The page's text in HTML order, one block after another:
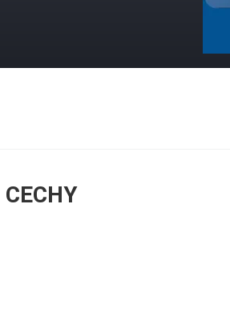
CECHY